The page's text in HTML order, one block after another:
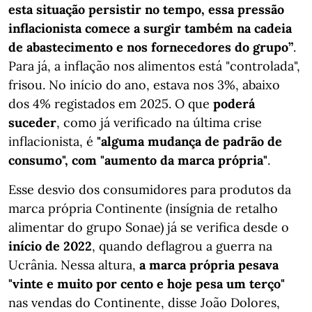
esta situação persistir no tempo, essa pressão
inflacionista comece a surgir também na cadeia
de abastecimento e nos fornecedores do grupo”.
Para já, a inflação nos alimentos está "controlada",
frisou. No início do ano, estava nos 3%, abaixo
dos 4% registados em 2025. O que poderá
suceder, como já verificado na última crise
inflacionista, é "alguma mudança de padrão de
consumo", com "aumento da marca própria".
Esse desvio dos consumidores para produtos da
marca própria Continente (insígnia de retalho
alimentar do grupo Sonae) já se verifica desde o
início de 2022, quando deflagrou a guerra na
Ucrânia. Nessa altura, a marca própria pesava
"vinte e muito por cento e hoje pesa um terço"
nas vendas do Continente, disse João Dolores,